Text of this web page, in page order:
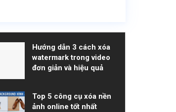
Hướng dẫn 3 cách xóa
watermark trong video
đơn giản và hiệu quả
Top 5 công cụ xóa nền
ảnh online tốt nhất